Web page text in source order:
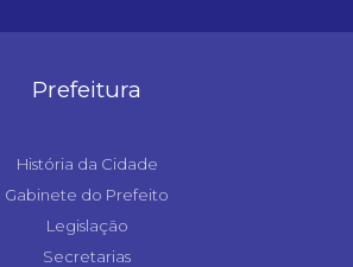
Prefeitura
História da Cidade
Gabinete do Prefeito
Legislação
Secretarias